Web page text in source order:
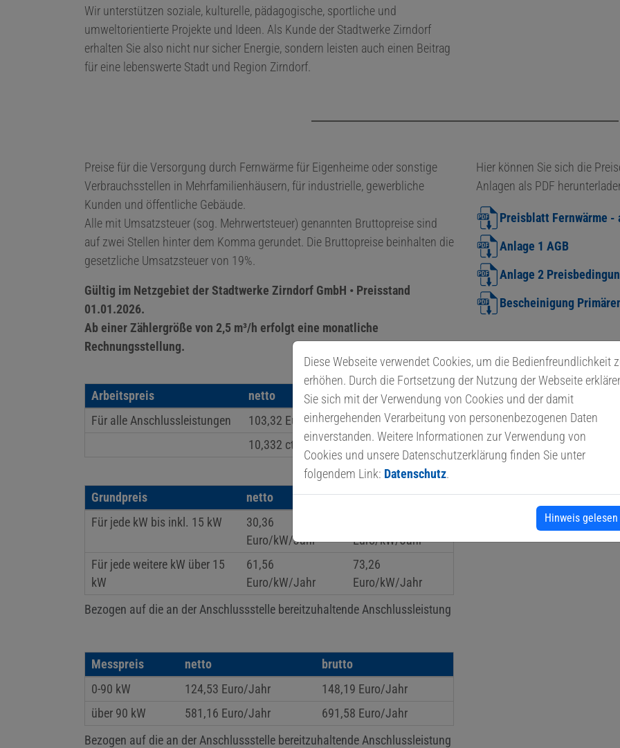
Wir unterstützen soziale, kulturelle, pädagogische, sportliche und
umweltorientierte Projekte und Ideen. Als Kunde der Stadtwerke Zirndorf
erhalten Sie also nicht nur sicher Energie, sondern leisten auch einen Beitrag
für eine lebenswerte Stadt und Region Zirndorf.
Preise für die Versorgung durch Fernwärme für Eigenheime oder sonstige
Verbrauchsstellen in Mehrfamilienhäusern, für industrielle, gewerbliche
Kunden und öffentliche Gebäude.
Alle mit Umsatzsteuer (sog. Mehrwertsteuer) genannten Bruttopreise sind
auf zwei Stellen hinter dem Komma gerundet. Die Bruttopreise beinhalten die
gesetzliche Umsatzsteuer von 19%.
Gültig im Netzgebiet der Stadtwerke Zirndorf GmbH • Preisstand
01.01.2026.
Ab einer Zählergröße von 2,5 m³/h erfolgt eine monatliche
Rechnungsstellung.
Arbeitspreis netto
brutto
Für alle Anschlussleistungen
103,32 Euro/MWh
122,95 Euro/MWh
10,332 ct/kWh
12,295 ct/kWh
Bezogen auf die an der Anschlussstelle bereitzuhaltende Anschlussleistung
Grundpreis netto
brutto
Für jede kW bis inkl. 15 kW
30,36
Euro/kW/Jahr
Euro/kW/Jahr
Für jede weitere kW über 15
kW
61,56
Euro/kW/Jahr
73,26
Euro/kW/Jahr
Bezogen auf die an der Anschlussstelle bereitzuhaltende Anschlussleistung
Messpreis netto
brutto
0-90 kW
124,53 Euro/Jahr
148,19 Euro/Jahr
über 90 kW
581,16 Euro/Jahr 691,58 Euro/Jahr
Hier können Sie sich die
Anlagen als PDF
Preisblatt Fernwärme -
Anlage 1 AGB
Anlage 2
Bescheinigung
Diese Webseite verwendet Cookies, um die Bedienfreundlichkeit
erhöhen. Durch die Fortsetzung der Nutzung der Webseite
Sie sich mit der Verwendung von Cookies und der damit
einhergehenden Verarbeitung von personenbezogenen Daten
einverstanden. Weitere Informationen zur Verwendung von
Cookies und unsere Datenschutzerklärung finden Sie unter
folgendem Link: Datenschutz.
Hinweis gelesen